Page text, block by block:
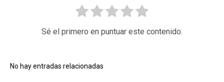
Sé el primero en puntuar este contenido.
No hay entradas relacionadas